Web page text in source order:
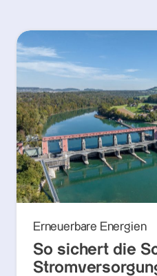
Erneuerbare Energien
So sichert die